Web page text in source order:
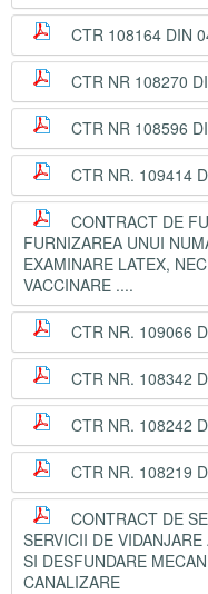
CTR 108164 DIN
CTR NR 108270
CTR NR 108596
CTR NR. 109414
CONTRACT DE
FURNIZAREA UNUI
EXAMINARE LATEX,
VACCINARE ....
CTR NR. 109066
CTR NR. 108342
CTR NR. 108242
CTR NR. 108219
CONTRACT DE
SERVICII DE
SI DESFUNDARE
CANALIZARE